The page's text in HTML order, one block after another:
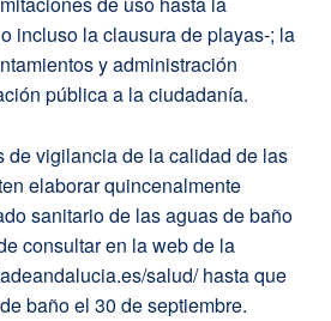
incluso la clausura de playas-; la
y administración
pública a la ciudadanía.
de vigilancia de la calidad de las
elaborar quincenalmente
sanitario de las aguas de baño
consultar en la web de la
salud/ hasta que
baño el 30 de septiembre.